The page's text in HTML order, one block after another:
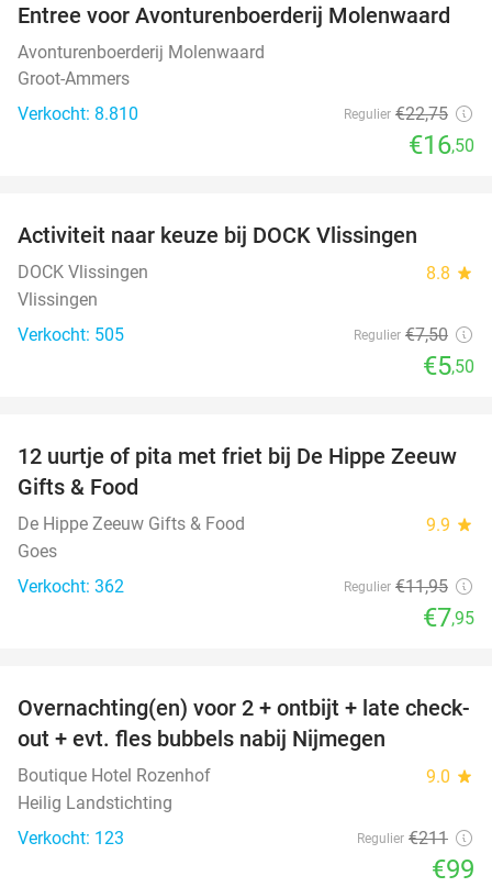
27%
Entree voor Avonturenboerderij Molenwaard
Avonturenboerderij Molenwaard
Groot-Ammers
Verkocht: 8.810
Regulier €22,75
€16,50
Activiteit naar keuze bij DOCK Vlissingen
DOCK Vlissingen 8.8 star
Vlissingen
Verkocht: 505
Regulier €7,50
€5,50
33%
12 uurtje of pita met friet bij De Hippe Zeeuw
Gifts & Food
De Hippe Zeeuw Gifts & Food 9.9 star
Goes
Verkocht: 362
Regulier €11,95
€7,95
53%
Overnachting(en) voor 2 + ontbijt + late check-
out + evt. fles bubbels nabij Nijmegen
Boutique Hotel Rozenhof 9.0 star
Heilig Landstichting
Verkocht: 123
Regulier €211
€99